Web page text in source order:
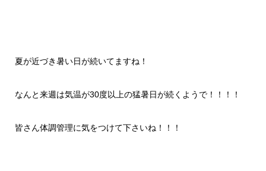
夏が近づき暑い日が続いてますね！
なんと来週は気温が30度以上の猛暑日が続くようで！！！！
皆さん体調管理に気をつけて下さいね！！！